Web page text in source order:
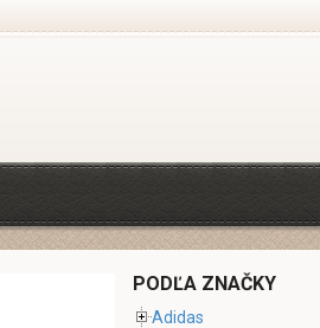
PODĽA ZNAČKY
Adidas